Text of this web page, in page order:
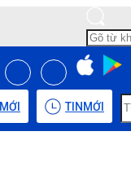
MỚI TIN MỚI